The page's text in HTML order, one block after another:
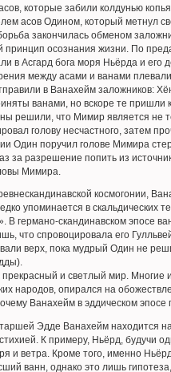
которые забили колдунью
асов Одином, который метнул
закончилась обменом
принцип осознания жизни. По
в Асгард бога моря Ньёрда и его
между асами и ванами плевали
в Ванахейм заложников:
ванами, но вскоре те пришли
решили, что Мимир является не
голову несчастного, затем
Один поручил голове Мимира
за разрешение попить из
Мимира.
космогонии,
упоминается в скальдических
В германо-скандинавском эпосе
что спровоцировала его
верх, пока мудрый Один не
и светлый мир. Многие
народов, опирался на
Ванахейм в эддическом
Эдде Ванахейм находится
К примеру, Ньёрд, будучи
и ветра. Кроме того, именно
ванн, однако это лишь